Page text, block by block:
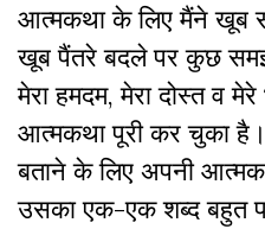
आत्मकथा के लिए मैंने खूब
खूब पैंतरे बदले पर कुछ
मेरा हमदम, मेरा दोस्त व
आत्मकथा पूरी कर चुका
बताने के लिए अपनी
उसका एक-एक शब्द बहुत